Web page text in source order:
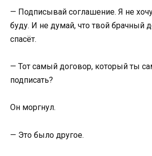
— Подписывай соглашение. Я не
буду. И не думай, что твой брачный
спасёт.
— Тот самый договор, который ты
подписать?
Он моргнул.
— Это было другое.